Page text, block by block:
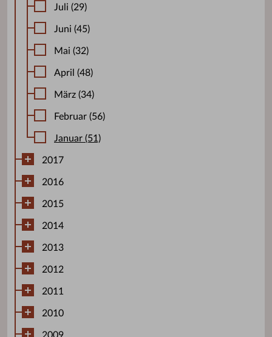
Juli (29)
Juni (45)
Mai (32)
April (48)
März (34)
Februar (56)
Januar (51)
2017
2016
2015
2014
2013
2012
2011
2010